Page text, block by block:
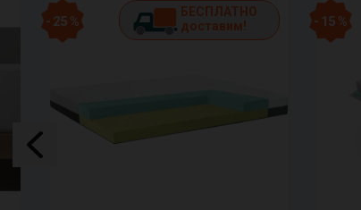
- 25 %
БЕСПЛАТНО
доставим!
- 15 %